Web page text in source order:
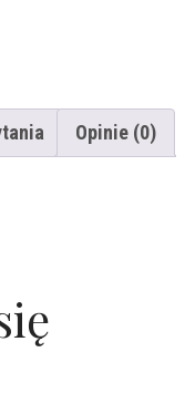
Opinie (0)